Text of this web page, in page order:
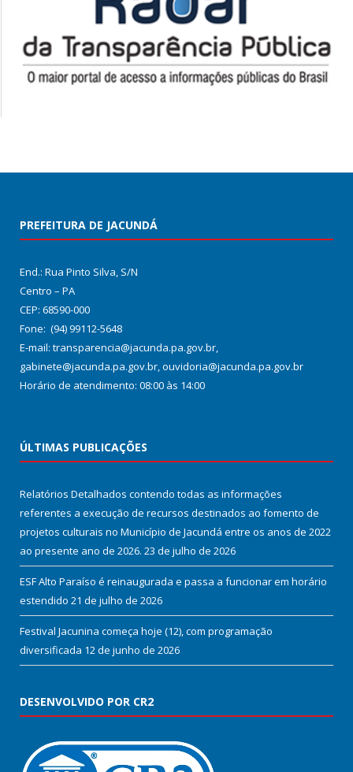
PREFEITURA DE JACUNDÁ
End.: Rua Pinto Silva, S/N
Centro – PA
CEP: 68590-000
Fone: (94) 99112-5648
E-mail: transparencia@jacunda.pa.gov.br,
gabinete@jacunda.pa.gov.br, ouvidoria@jacunda.pa.gov.br
Horário de atendimento: 08:00 às 14:00
ÚLTIMAS PUBLICAÇÕES
Relatórios Detalhados contendo todas as informações
referentes a execução de recursos destinados ao fomento de
projetos culturais no Município de Jacundá entre os anos de 2022
ao presente ano de 2026. 23 de julho de 2026
ESF Alto Paraíso é reinaugurada e passa a funcionar em horário
estendido 21 de julho de 2026
Festival Jacunina começa hoje (12), com programação
diversificada 12 de junho de 2026
DESENVOLVIDO POR CR2